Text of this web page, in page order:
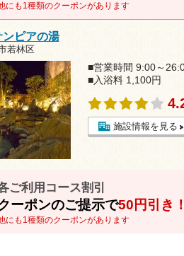
にも1種類のクーポンがあります
ピアの湯
若林区
■営業時間 9:00～
■入浴料 1,100円
施設情報を見る
ご利用コース割引
ーポンのご提示で50円引き！
にも1種類のクーポンがあります